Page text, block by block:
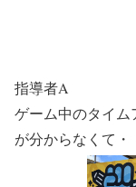
指導者A
ゲーム中のタイ
が分からなくて・